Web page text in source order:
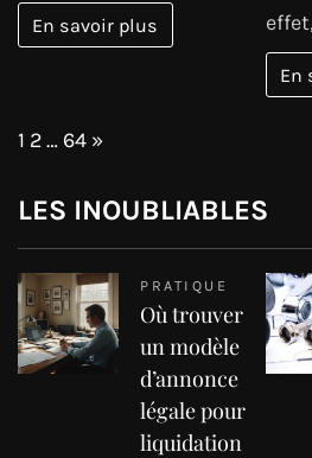
En savoir plus
En
Page:
1 2… 64 Next
»
LES INOUBLIABLES
PRATIQUE
Où trouver
un modèle
d’annonce
légale pour
liquidation